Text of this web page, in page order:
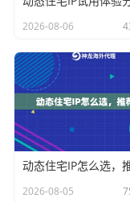
实现任何接口，也
hodInterceptor）
复杂类库（这些类
端，CGLIB是一个
网络请求客户端是
客户端库的接口）
2026-08-06
2026-08-05